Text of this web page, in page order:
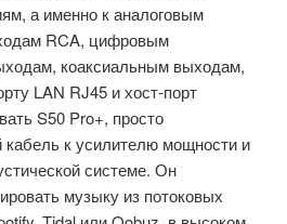
а именно к аналоговым
RCA, цифровым
коаксиальным выходам,
LAN RJ45 и хост-порт
S50 Pro+, просто
к усилителю мощности и
системе. Он
музыку из потоковых